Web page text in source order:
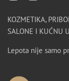
KOZMETIKA,
SALONE I KUĆNU
Lepota nije samo